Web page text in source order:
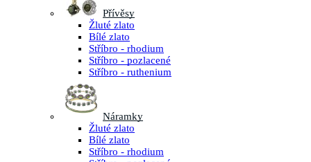
Přívěsy
Žluté zlato
Bílé zlato
Stříbro - rhodium
Stříbro - pozlacené
Stříbro - ruthenium
Náramky
Žluté zlato
Bílé zlato
Stříbro - rhodium